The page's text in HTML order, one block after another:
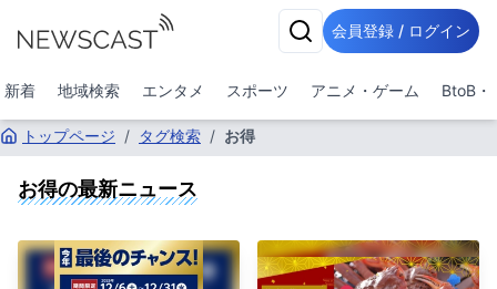
会員登録 / ログイン
新着 地域検索 エンタメ スポーツ アニメ・ゲーム BtoB・
トップページ / タグ検索 / お得
お得の最新ニュース